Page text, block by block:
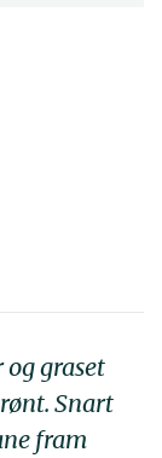
graset
Snart
fram